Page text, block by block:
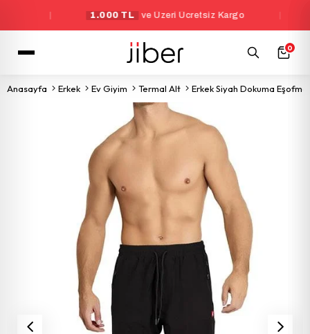
1.000 TL ve Üzeri Ücretsiz Kargo
0
Anasayfa Erkek Ev Giyim Termal Alt Erkek Siyah Dokuma